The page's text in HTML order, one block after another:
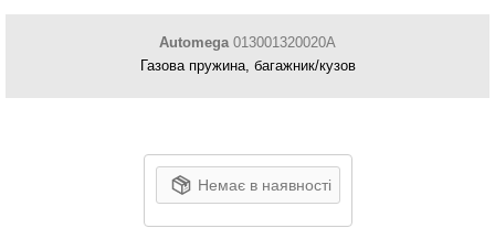
Automega013001320020A
Газова пружина, багажник/кузов
Немає в наявності